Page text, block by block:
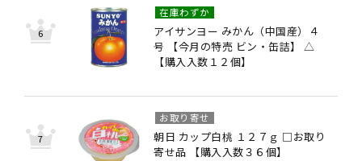
アイサンヨー みかん（中国産）４
号 【今月の特売 ビン・缶詰】 △
【購入入数１２個】
在庫わずか
朝日 カップ白桃 １２７ｇ □お取り
寄せ品 【購入入数３６個】
お取り寄せ